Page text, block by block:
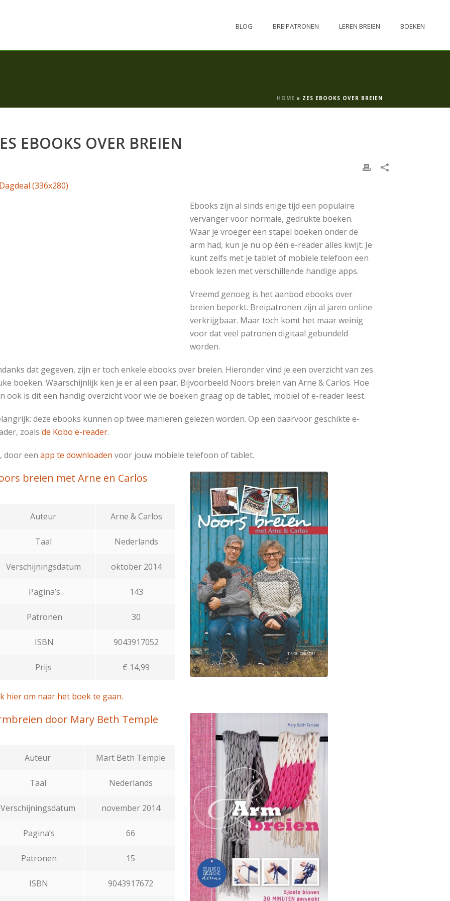
BLOG BREIPATRONEN LEREN BREIEN BOEKEN
HOME » ZES EBOOKS OVER BREIEN
EBOOKS OVER BREIEN
Ebooks zijn al sinds enige tijd een populaire
vervanger voor normale, gedrukte boeken.
Waar je vroeger een stapel boeken onder de
arm had, kun je nu op één e-reader alles kwijt. Je
kunt zelfs met je tablet of mobiele telefoon een
ebook lezen met verschillende handige apps.
Vreemd genoeg is het aanbod ebooks over
breien beperkt. Breipatronen zijn al jaren online
verkrijgbaar. Maar toch komt het maar weinig
voor dat veel patronen digitaal gebundeld
worden.
dat gegeven, zijn er toch enkele ebooks over breien. Hieronder vind je een overzicht van zes
boeken. Waarschijnlijk ken je er al een paar. Bijvoorbeeld Noors breien van Arne & Carlos. Hoe
ook is dit een handig overzicht voor wie de boeken graag op de tablet, mobiel of e-reader leest.
deze ebooks kunnen op twee manieren gelezen worden. Op een daarvoor geschikte e-
zoals de Kobo e-reader.
door een app te downloaden voor jouw mobiele telefoon of tablet.
breien met Arne en Carlos
Auteur Arne & Carlos
Taal Nederlands
Verschijningsdatum oktober 2014
Pagina’s 143
Patronen 30
ISBN 9043917052
Prijs € 14,99
hier om naar het boek te gaan.
door Mary Beth Temple
Auteur Mart Beth Temple
Taal Nederlands
Verschijningsdatum november 2014
Pagina’s 66
Patronen 15
ISBN 9043917672